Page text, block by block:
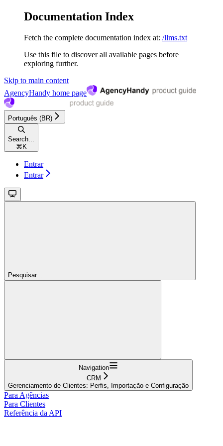
Documentation Index
Fetch the complete documentation index at: /llms.txt
Use this file to discover all available pages before
exploring further.
Skip to main content
AgencyHandy home page
Português (BR)
Search...
⌘ K
Entrar
Entrar
Pesquisar...
Navigation
CRM
Gerenciamento de Clientes: Perfis, Importação e Configuração
Para Agências
Para Clientes
Referência da API